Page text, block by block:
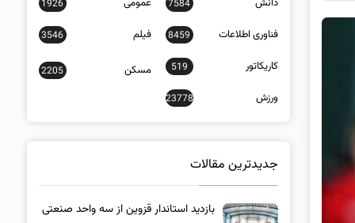
7584
1926
فناوری اطلاعات 8459 فیلم 3546
کاریکاتور 519 مسکن 2205
ورزش 23778
جدیدترین مقالات
بازدید استاندار قزوین از سه واحد صنعتی